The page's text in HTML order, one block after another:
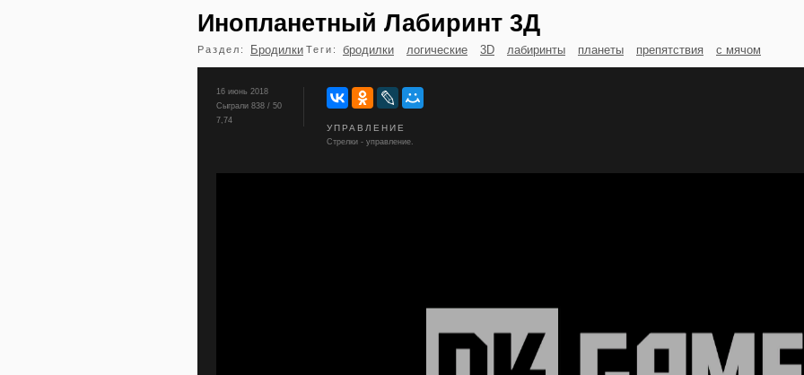
Инопланетный Лабиринт 3Д
Раздел: Бродилки Теги: бродилки логические 3D лабиринты планеты препятствия с мячом
16 июнь 2018
Сыграли 838 / 50
7,74
УПРАВЛЕНИЕ
Стрелки - управление.